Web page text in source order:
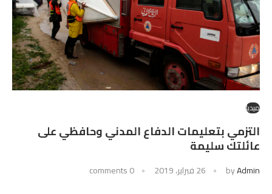
ميديا
التزمي بتعليمات الدفاع المدني وحافظي على
عائلتك سليمة
byAdmin 26 فبراير، 2019 0 comments